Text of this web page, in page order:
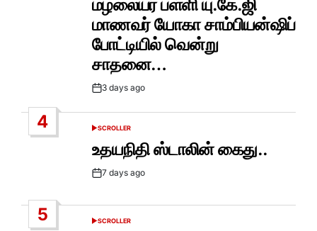
மழலையர் பள்ளி யு.கே.ஜி
மாணவர் யோகா சாம்பியன்ஷிப்
போட்டியில் வென்று
சாதனை…
Post3 days ago
4
POSTED
SCROLLER
உதயநிதி ஸ்டாலின் கைது..
Post7 days ago
5
POSTED
SCROLLER